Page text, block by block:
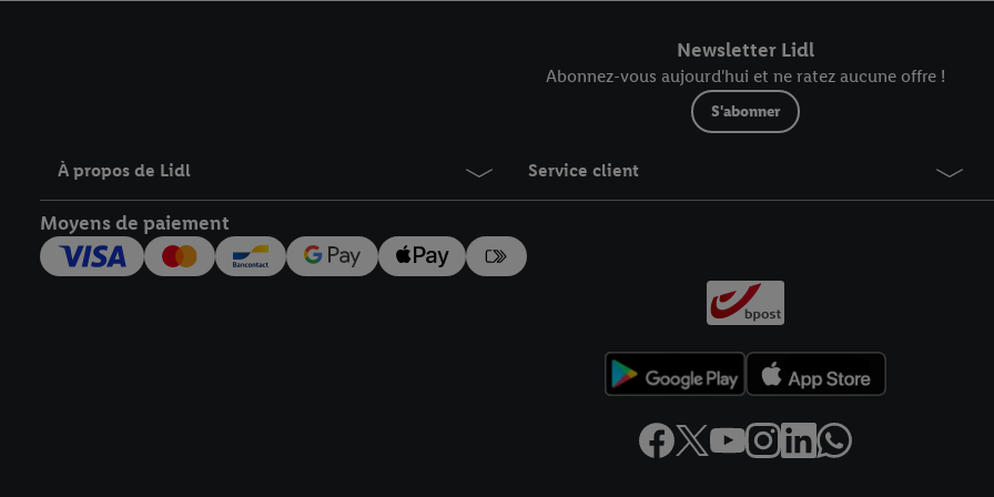
Newsletter Lidl
Abonnez-vous aujourd'hui et ne ratez aucune offre !
S'abonner
À propos de Lidl Service client
Moyens de paiement